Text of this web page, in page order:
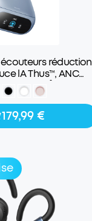
écouteurs réduction
lA Thus™, ANC
360°
€
179,99 €